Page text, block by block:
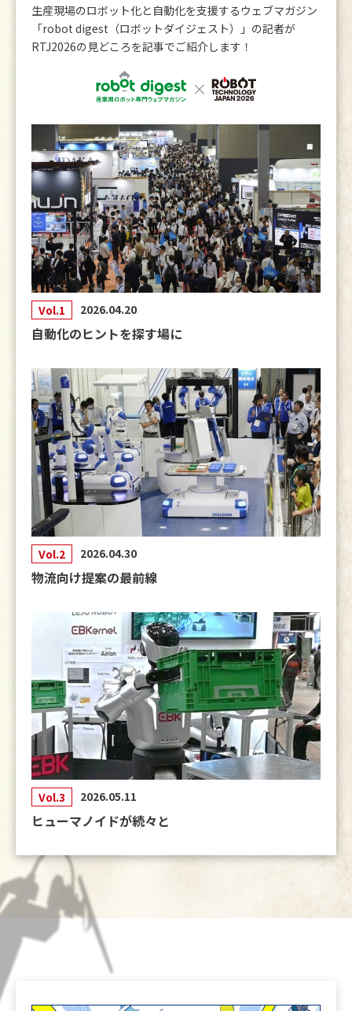
2026.04.20
【お知らせ】主催セミナー を公開しました。
2026.03.13
【お知らせ】「出展企業一覧・検索」ページを更新しま
した。
2026.01.27
【お知らせ】出展申込受付終了について
2025.12.09
【お知らせ】出展者インタビューページVol.4
2025.11.25
【お知らせ】出展者インタビューページVol.３を公開しま
した！
2025.11.17
【お知らせ】出展者インタビューページVol.2
を公開しま
した！
2025.11.11
【お知らせ】出展者インタビューVol.１
【お知らせ】出展申し込み受付を開始いたしました。
2025.08.07
【お知らせ】出展をご検討中の方へ―関連情報ページを
公開しました。
「 本展について」 「 出展のメリット」「出展対象」
「 前回の実績」 「申込要項 」 「会場・アクセス 」
2025.07.03
RTJ2026公式ウェブサイトを公開しました。
生産現場のロボット化と自動化を支援するウェブマガジン
「robot digest（ロボットダイジェスト）」の記者が
RTJ2026の見どころを記事でご紹介します！
Vol.1 2026.04.20
自動化のヒントを探す場に
Vol.2 2026.04.30
物流向け提案の最前線
Vol.3 2026.05.11
ヒューマノイドが続々と